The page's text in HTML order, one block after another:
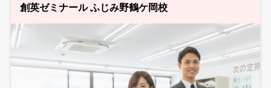
創英ゼミナール ふじみ野鶴ケ岡校